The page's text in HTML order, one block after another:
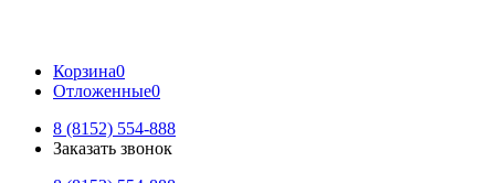
Корзина0
Отложенные0
8 (8152) 554-888
Заказать звонок